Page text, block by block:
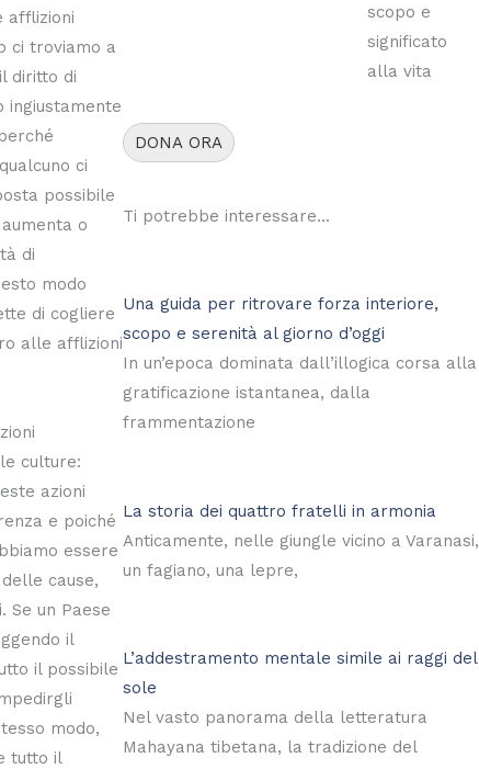
afflizioni
ci troviamo a
diritto di
ingiustamente
ci
possibile
o
di
modo
di cogliere
alle afflizioni
culture:
azioni
e poiché
essere
cause,
Se un Paese
il
il possibile
modo,
tutto il
scopo e
significato
alla vita
DONA ORA
Ti potrebbe interessare...
Una guida per ritrovare forza interiore,
scopo e serenità al giorno d’oggi
In un’epoca dominata dall’illogica corsa alla
gratificazione istantanea, dalla
frammentazione
La storia dei quattro fratelli in armonia
Anticamente, nelle giungle vicino a Varanasi,
un fagiano, una lepre,
L’addestramento mentale simile ai raggi del
sole
Nel vasto panorama della letteratura
Mahayana tibetana, la tradizione del